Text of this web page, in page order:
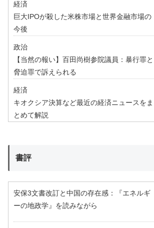
経済
巨大IPOが殺した米株市場と世界金融市場の
今後
政治
【当然の報い】百田尚樹参院議員：暴行罪と
脅迫罪で訴えられる
経済
キオクシア決算など最近の経済ニュースをま
とめて解説
書評
安保3文書改訂と中国の存在感：『エネルギ
ーの地政学』を読みながら